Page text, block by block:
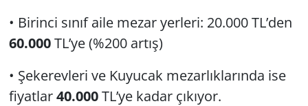
• Birinci sınıf aile mezar yerleri: 20.000 TL’den
60.000TL’ye (%200 artış)
• Şekerevleri ve Kuyucak mezarlıklarında ise
fiyatlar40.000TL’ye kadar çıkıyor.